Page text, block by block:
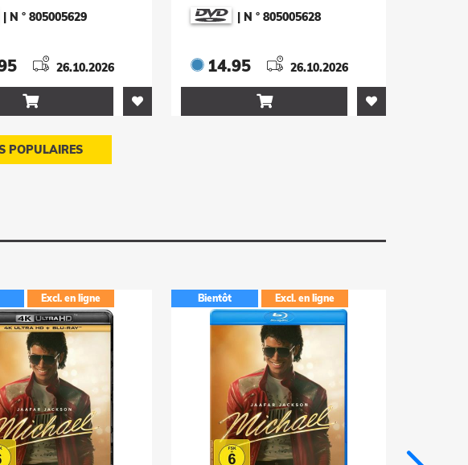
| N ° 805005629
26.10.2026

| N ° 805005628
14.95 26.10.2026

POPULAIRES
Excl. en ligne Bientôt Excl. en ligne